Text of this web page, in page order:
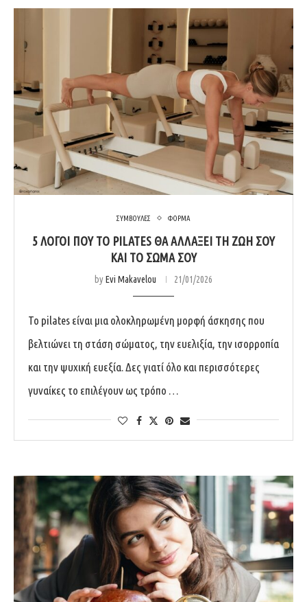
ΣΥΜΒΟΥΛΕΣ ΦΟΡΜΑ
5 ΛΌΓΟΙ ΠΟΥ ΤΟ PILATES ΘΑ ΑΛΛΆΞΕΙ ΤΗ ΖΩΉ ΣΟΥ
ΚΑΙ ΤΟ ΣΏΜΑ ΣΟΥ
byEvi Makavelou 21/01/2026
Το pilates είναι μια ολοκληρωμένη μορφή άσκησης που
βελτιώνει τη στάση σώματος, την ευελιξία, την ισορροπία
και την ψυχική ευεξία. Δες γιατί όλο και περισσότερες
γυναίκες το επιλέγουν ως τρόπο …